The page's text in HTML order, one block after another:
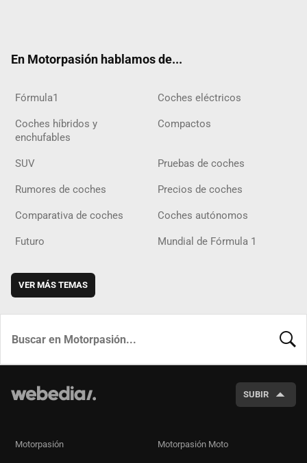
En Motorpasión hablamos de...
Fórmula1 Coches eléctricos
Coches híbridos y
enchufables
Compactos
SUV Pruebas de coches
Rumores de coches Precios de coches
Comparativa de coches Coches autónomos
Futuro Mundial de Fórmula 1
VER MÁS TEMAS
SUBIR
Motorpasión Motorpasión Moto